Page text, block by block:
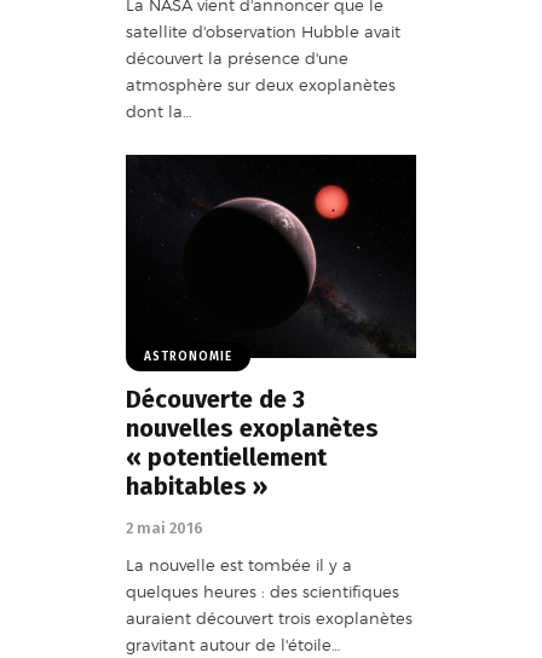
La NASA vient d'annoncer que le
satellite d'observation Hubble avait
découvert la présence d'une
atmosphère sur deux exoplanètes
dont la…
ASTRONOMIE
Découverte de 3
nouvelles exoplanètes
« potentiellement
habitables »
2 mai 2016
La nouvelle est tombée il y a
quelques heures : des scientifiques
auraient découvert trois exoplanètes
gravitant autour de l'étoile…